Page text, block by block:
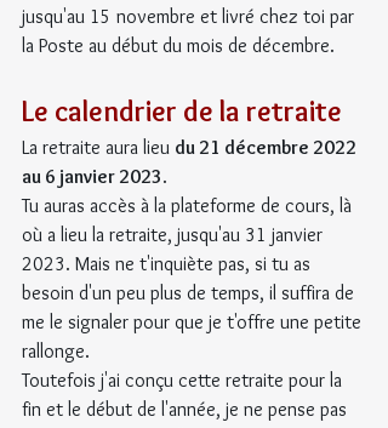
jusqu'au 15 novembre et livré chez toi par
la Poste au début du mois de décembre.
Le calendrier de la retraite
La retraite aura lieu du 21 décembre 2022
au 6 janvier 2023.
Tu auras accès à la plateforme de cours, là
où a lieu la retraite, jusqu'au 31 janvier
2023. Mais ne t'inquiète pas, si tu as
besoin d'un peu plus de temps, il suffira de
me le signaler pour que je t'offre une petite
rallonge.
Toutefois j'ai conçu cette retraite pour la
fin et le début de l'année, je ne pense pas